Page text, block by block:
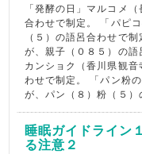
「発酵の日」マルコメ
合わせで制定。 「パピ
（５）の語呂合わせで
が、親子（０８５）の語
カンショク（香川県観
わせで制定。 「パン粉
が、パン（８）粉（５）
睡眠ガイドライン
る注意２